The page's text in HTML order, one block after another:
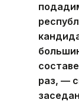
раз, —